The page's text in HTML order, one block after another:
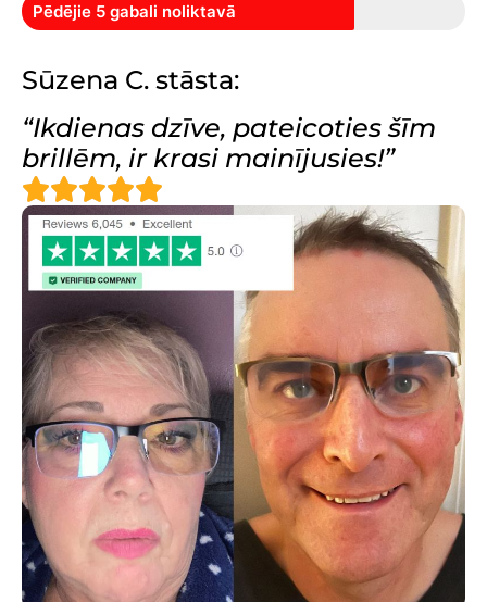
Pēdējie 5 gabali noliktavā
Sūzena C. stāsta:
“Ikdienas dzīve, pateicoties šīm
brillēm, ir krasi mainījusies!”